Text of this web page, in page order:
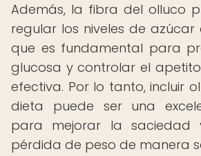
Además, la fibra del olluco
regular los niveles de azúcar
que es fundamental para
glucosa y controlar el
efectiva. Por lo tanto, incluir
dieta puede ser una
para mejorar la saciedad
pérdida de peso de manera